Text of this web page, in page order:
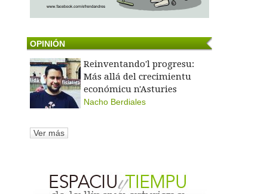
OPINIÓN
Reinventando'l progresu:
Más allá del crecimientu
económicu n'Asturies
Nacho Berdiales
Ver más